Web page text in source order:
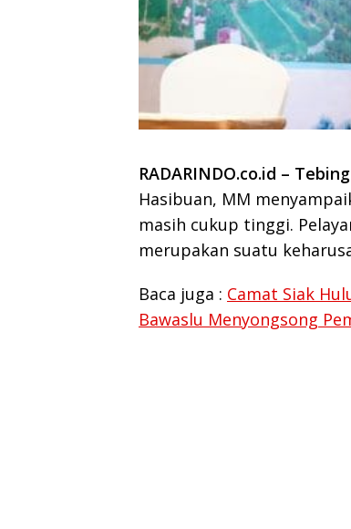
RADARINDO.co.id –
Hasibuan, MM
masih cukup tinggi.
merupakan suatu
Baca juga : Camat Siak
Bawaslu Menyongsong